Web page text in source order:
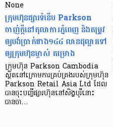
None
ក្រុមហ៊ុនផ្សារទំនើប Parkson
ចាញ់ក្ដីនៅតុលាការភ្នំពេញ និងតម្រូវ
ឲ្យបង់ប្រាក់ជាង១៤៤ លានដុល្លារទៅ
ឲ្យក្រុមហ៊ុនម្ចាស់ គម្រោង
ក្រុមហ៊ុន Parkson Cambodia
ស្ថិតនៅក្រោមការគ្រប់គ្រងរបស់ក្រុមហ៊ុន
Parkson Retail Asia Ltd ដែល
បានចុះបញ្ចីផ្សារហ៊ុននៅសិង្ហបុរីនោះ
បានចា…